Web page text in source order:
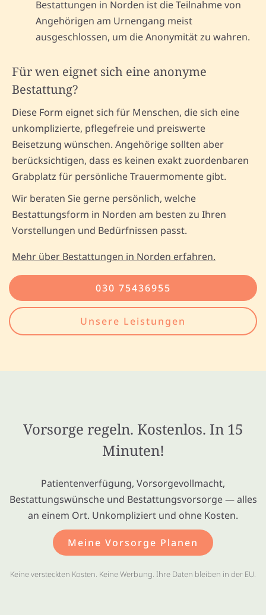
Bestattungen in Norden ist die Teilnahme von
Angehörigen am Urnengang meist
ausgeschlossen, um die Anonymität zu wahren.
Für wen eignet sich eine anonyme
Bestattung?
Diese Form eignet sich für Menschen, die sich eine
unkomplizierte, pflegefreie und preiswerte
Beisetzung wünschen. Angehörige sollten aber
berücksichtigen, dass es keinen exakt zuordenbaren
Grabplatz für persönliche Trauermomente gibt.
Wir beraten Sie gerne persönlich, welche
Bestattungsform in Norden am besten zu Ihren
Vorstellungen und Bedürfnissen passt.
Mehr über Bestattungen in Norden erfahren.
030 75436955
Unsere Leistungen
Vorsorge regeln. Kostenlos. In 15
Minuten!
Patientenverfügung, Vorsorgevollmacht,
Bestattungswünsche und Bestattungsvorsorge — alles
an einem Ort. Unkompliziert und ohne Kosten.
Meine Vorsorge Planen
Keine versteckten Kosten. Keine Werbung. Ihre Daten bleiben in der EU.